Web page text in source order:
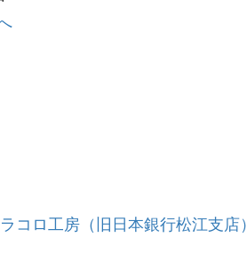
コロ工房（旧日本銀行松江支店